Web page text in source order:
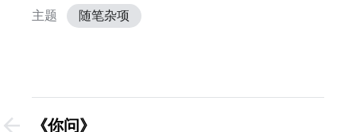
主题 随笔杂项
《你问》